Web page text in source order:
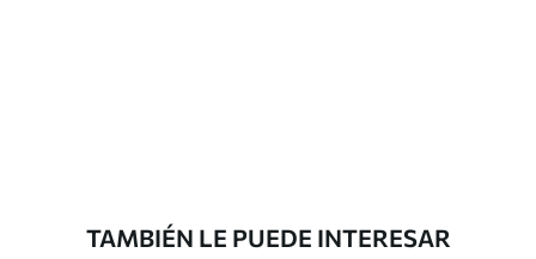
TAMBIÉN LE PUEDE INTERESAR